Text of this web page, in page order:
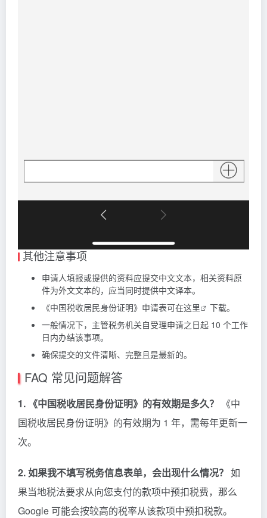
其他注意事项
申请人填报或提供的资料应提交中文文本，相关资料原
件为外文文本的，应当同时提供中文译本。
《中国税收居民身份证明》申请表可在这里
下载。
一般情况下，主管税务机关自受理申请之日起 10 个工作
日内办结该事项。
确保提交的文件清晰、完整且是最新的。
FAQ 常见问题解答
1. 《中国税收居民身份证明》的有效期是多久？
《中
国税收居民身份证明》的有效期为 1 年，需每年更新一
次。
2. 如果我不填写税务信息表单，会出现什么情况？ 如
果当地税法要求从向您支付的款项中预扣税费，那么
Google 可能会按较高的税率从该款项中预扣税款。